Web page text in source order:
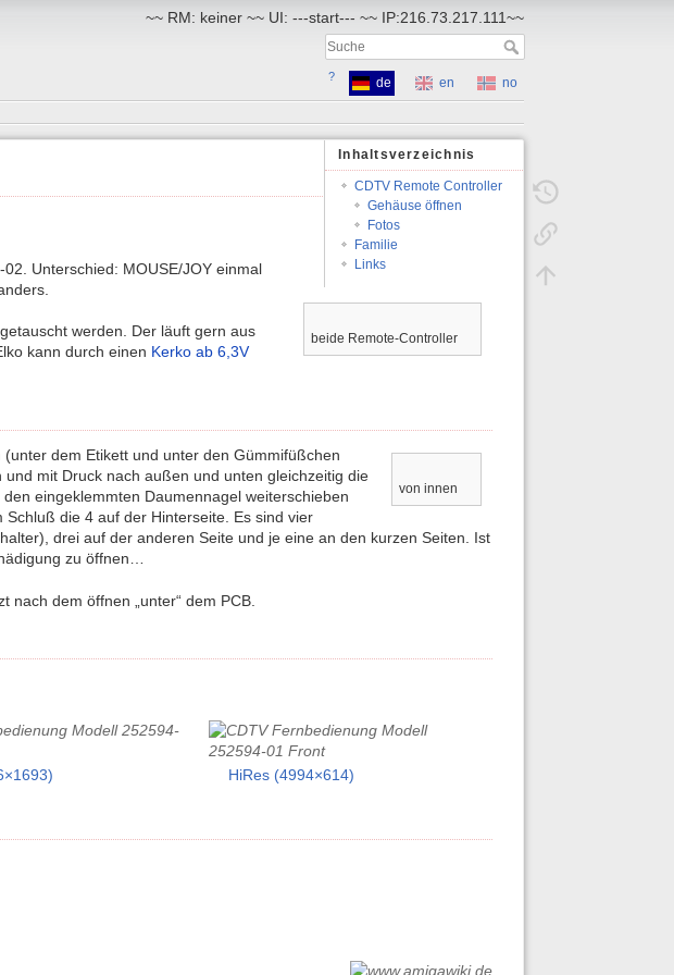
~~ RM: keiner ~~ UI: ---start--- ~~ IP:216.73.217.111~~
? de en
no
Inhaltsverzeichnis
CDTV Remote Controller
Gehäuse öffnen
Fotos
Familie
Links
beide Remote-Controller
Unterschied: MOUSE/JOY einmal
werden. Der läuft gern aus
kann durch einen Kerko ab 6,3V
von innen
dem Etikett und unter den Gümmifüßchen
mit Druck nach außen und unten gleichzeitig die
eingeklemmten Daumennagel weiterschieben
die 4 auf der Hinterseite. Es sind vier
drei auf der anderen Seite und je eine an den kurzen Seiten. Ist
zu öffnen…
dem öffnen „unter“ dem PCB.
HiRes (4994×614)